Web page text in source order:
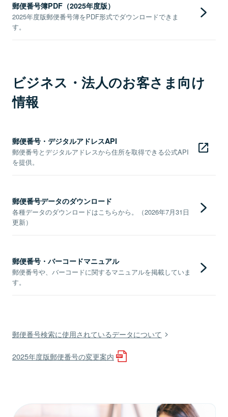
郵便番号簿PDF（2025年度版）
2025年度版郵便番号簿をPDF形式でダウンロードできま
す。
ビジネス・法人のお客さま向け
情報
郵便番号・デジタルアドレスAPI
郵便番号とデジタルアドレスから住所を取得できる公式API
を提供。
郵便番号データのダウンロード
各種データのダウンロードはこちらから。（2026年7月31日
更新）
郵便番号・バーコードマニュアル
郵便番号や、バーコードに関するマニュアルを掲載していま
す。
郵便番号検索に使用されているデータについて
2025年度版郵便番号の変更案内